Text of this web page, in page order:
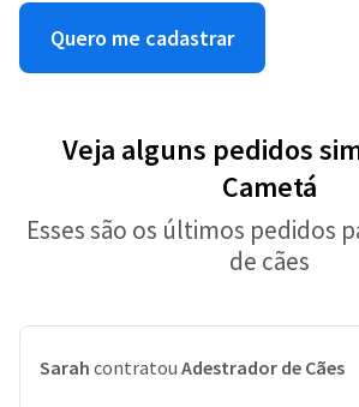
Quero me cadastrar
Veja alguns pedidos
Cametá
Esses são os últimos pedidos
de cães
Sarah contratou Adestrador de Cães